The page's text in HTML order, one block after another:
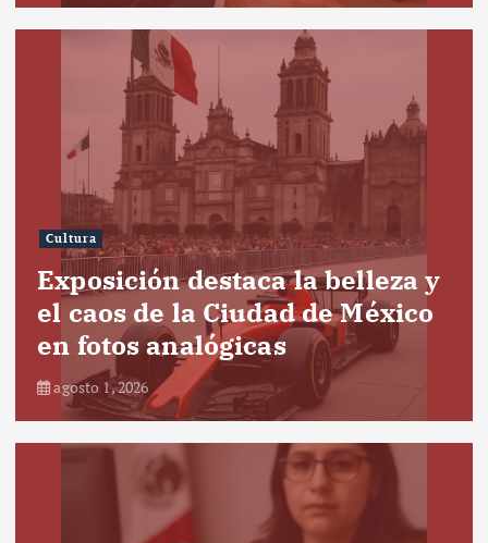
Cultura
Exposición destaca la belleza y
el caos de la Ciudad de México
en fotos analógicas
agosto 1, 2026